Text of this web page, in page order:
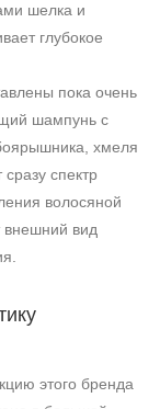
шелка и
глубокое
пока очень
шампунь с
хмеля
спектр
волосяной
внешний вид
этого бренда